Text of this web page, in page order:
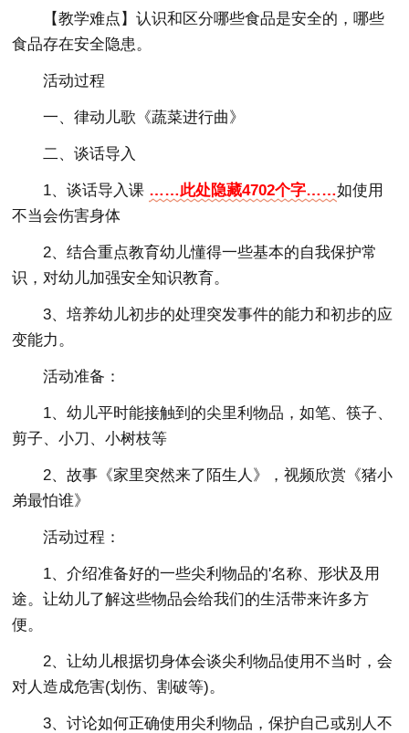
【教学难点】认识和区分哪些食品是安全的，哪些
食品存在安全隐患。
活动过程
一、律动儿歌《蔬菜进行曲》
二、谈话导入
1、谈话导入课 ……此处隐藏4702个字……如使用
不当会伤害身体
2、结合重点教育幼儿懂得一些基本的自我保护常
识，对幼儿加强安全知识教育。
3、培养幼儿初步的处理突发事件的能力和初步的应
变能力。
活动准备：
1、幼儿平时能接触到的尖里利物品，如笔、筷子、
剪子、小刀、小树枝等
2、故事《家里突然来了陌生人》，视频欣赏《猪小
弟最怕谁》
活动过程：
1、介绍准备好的一些尖利物品的'名称、形状及用
途。让幼儿了解这些物品会给我们的生活带来许多方
便。
2、让幼儿根据切身体会谈尖利物品使用不当时，会
对人造成危害(划伤、割破等)。
3、讨论如何正确使用尖利物品，保护自己或别人不